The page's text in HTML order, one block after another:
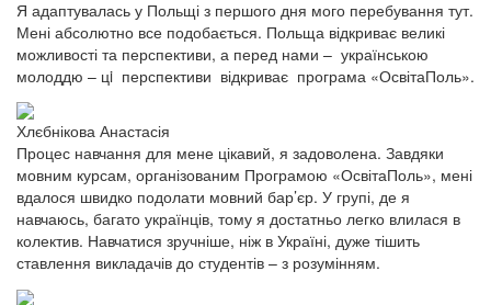
Я адаптувалась у Польщі з першого дня мого перебування тут.
Мені абсолютно все подобається. Польща відкриває великі
можливості та перспективи, а перед нами – українською
молоддю – цi перспективи відкриває програма «ОсвітаПоль».
Хлєбнікова Анастасія
Процес навчання для мене цікавий, я задоволена. Завдяки
мовним курсам, організованим Програмою «ОсвітаПоль», мені
вдалося швидко подолати мовний бар’єр. У групі, де я
навчаюсь, багато українців, тому я достатньо легко влилася в
колектив. Навчатися зручніше, ніж в Україні, дуже тішить
ставлення викладачів до студентів – з розумінням.